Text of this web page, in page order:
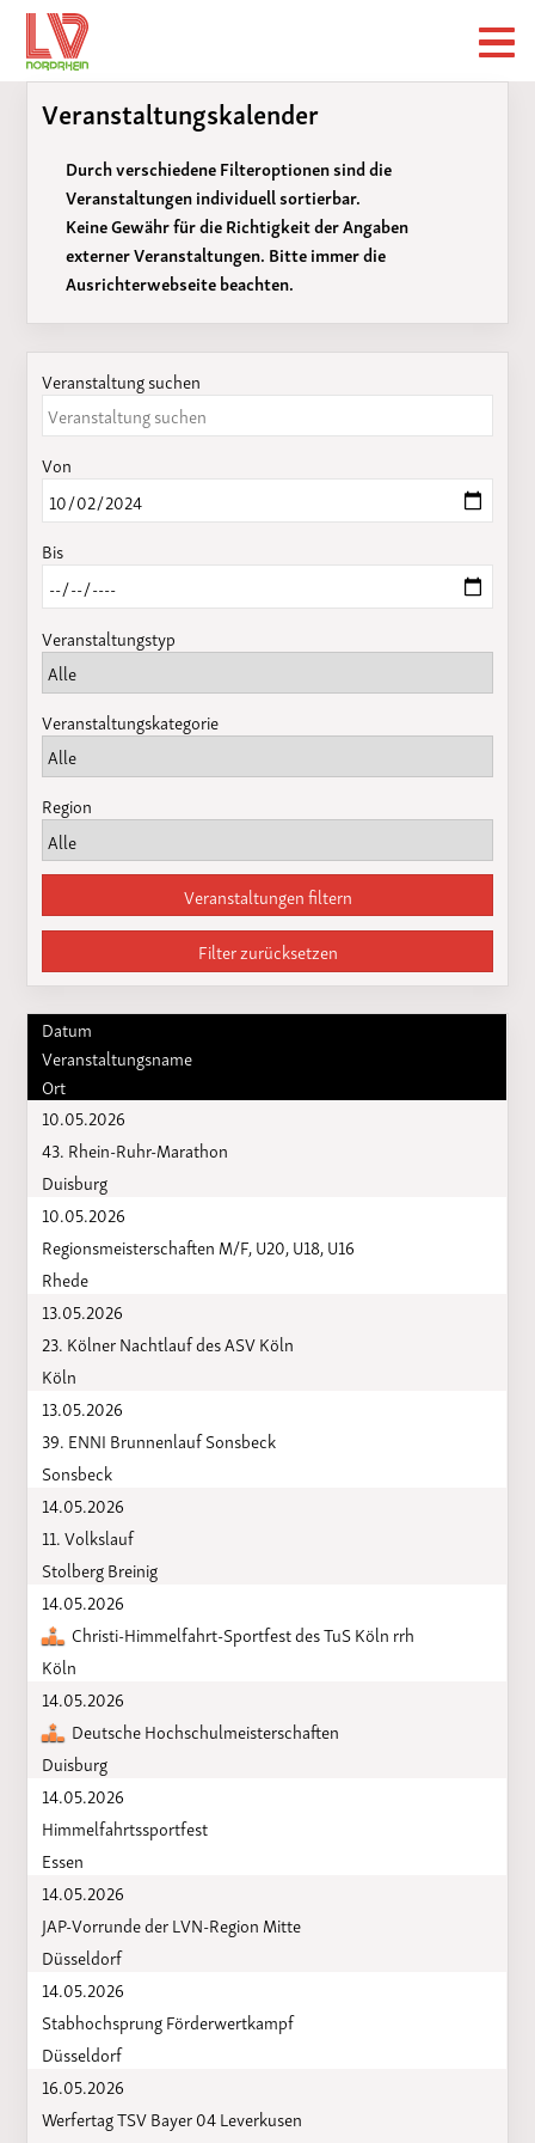
Veranstaltungskalender
Durch verschiedene Filteroptionen sind die
Veranstaltungen individuell sortierbar.
Keine Gewähr für die Richtigkeit der Angaben
externer Veranstaltungen. Bitte immer die
Ausrichterwebseite beachten.
Veranstaltung suchen
Von
Bis
Veranstaltungstyp
Veranstaltungskategorie
Region
Veranstaltungen filtern
Filter zurücksetzen
Datum
Veranstaltungsname
Ort
10.05.2026
43. Rhein-Ruhr-Marathon
Duisburg
10.05.2026
Regionsmeisterschaften M/F, U20, U18, U16
Rhede
13.05.2026
23. Kölner Nachtlauf des ASV Köln
Köln
13.05.2026
39. ENNI Brunnenlauf Sonsbeck
Sonsbeck
14.05.2026
11. Volkslauf
Stolberg Breinig
14.05.2026
Christi-Himmelfahrt-Sportfest des TuS Köln rrh
Köln
14.05.2026
Deutsche Hochschulmeisterschaften
Duisburg
14.05.2026
Himmelfahrtssportfest
Essen
14.05.2026
JAP-Vorrunde der LVN-Region Mitte
Düsseldorf
14.05.2026
Stabhochsprung Förderwertkampf
Düsseldorf
16.05.2026
Werfertag TSV Bayer 04 Leverkusen